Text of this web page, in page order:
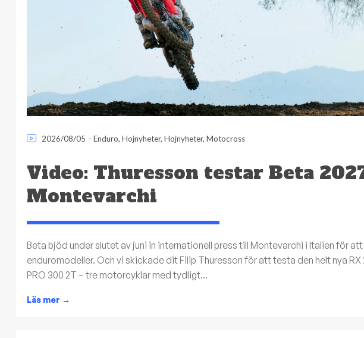
2026/08/05 - Enduro, Hojnyheter, Hojnyheter, Motocross
Video: Thuresson testar Beta
Montevarchi
Beta bjöd under slutet av juni in internationell press till Montevarchi i Italien för
enduromodeller. Och vi skickade dit Filip Thuresson för att testa den helt nya RX
PRO 300 2T – tre motorcyklar med tydligt...
Läs mer →